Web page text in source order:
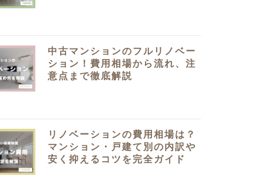
中古マンションのフルリノベー
ション！費用相場から流れ、注
意点まで徹底解説
リノベーションの費用相場は？
マンション・戸建て別の内訳や
安く抑えるコツを完全ガイド